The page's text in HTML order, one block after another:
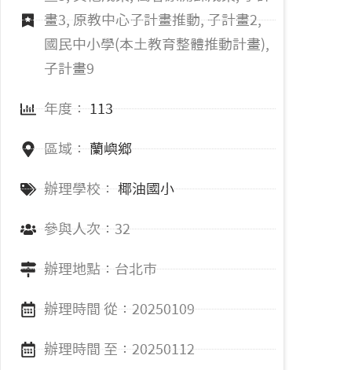
畫3, 原教中心子計畫推動, 子計畫2,
國民中小學(本土教育整體推動計畫),
子計畫9
年度： 113
區域： 蘭嶼鄉
辦理學校： 椰油國小
參與人次：32
辦理地點：台北市
辦理時間 從：20250109
辦理時間 至：20250112